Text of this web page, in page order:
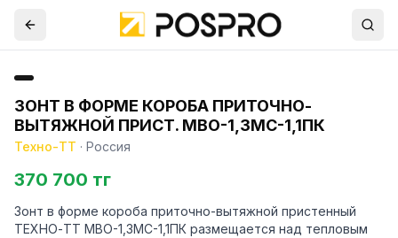
ЗОНТ В ФОРМЕ КОРОБА ПРИТОЧНО-
ВЫТЯЖНОЙ ПРИСТ. МВО-1,3МС-1,1ПК
Техно-ТТ · Россия
370 700 тг
Зонт в форме короба приточно-вытяжной пристенный
ТЕХНО-ТТ МВО-1,3МС-1,1ПК размещается над тепловым